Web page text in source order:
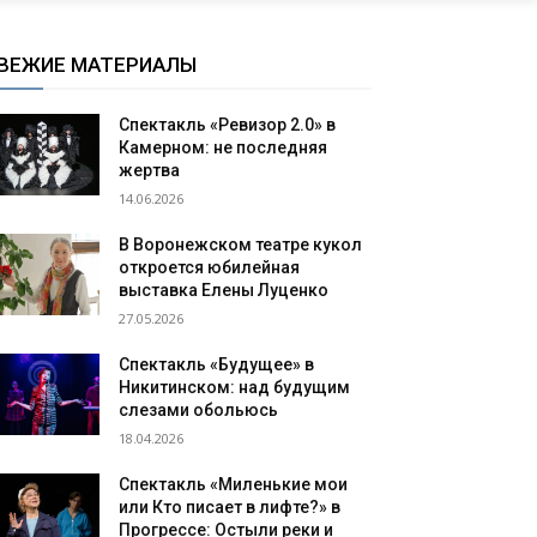
МАТЕРИАЛЫ
Спектакль «Ревизор 2.0» в
Камерном: не последняя
жертва
14.06.2026
В Воронежском театре кукол
откроется юбилейная
выставка Елены Луценко
27.05.2026
Спектакль «Будущее» в
Никитинском: над будущим
слезами обольюсь
18.04.2026
Спектакль «Миленькие мои
или Кто писает в лифте?» в
Прогрессе: Остыли реки и